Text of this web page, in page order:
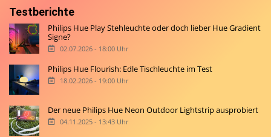
Testberichte
Philips Hue Play Stehleuchte oder doch lieber Hue Gradient
Signe?
02.07.2026 - 18:00 Uhr
Philips Hue Flourish: Edle Tischleuchte im Test
18.02.2026 - 19:00 Uhr
Der neue Philips Hue Neon Outdoor Lightstrip ausprobiert
04.11.2025 - 13:43 Uhr